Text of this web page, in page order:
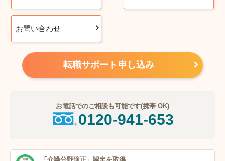
お問い合わせ
転職サポート申し込み
お電話でのご相談も可能です(携帯 OK)
0120-941-653